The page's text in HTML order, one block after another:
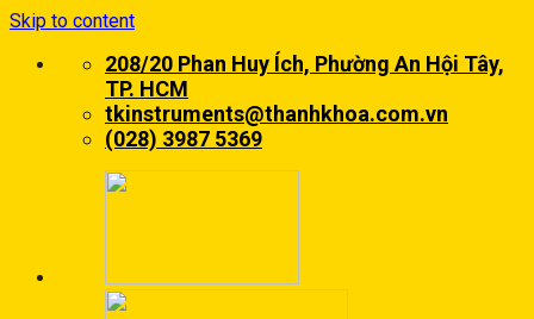
Skip to content
208/20 Phan Huy Ích, Phường An Hội Tây,
TP. HCM
tkinstruments@thanhkhoa.com.vn
(028) 3987 5369